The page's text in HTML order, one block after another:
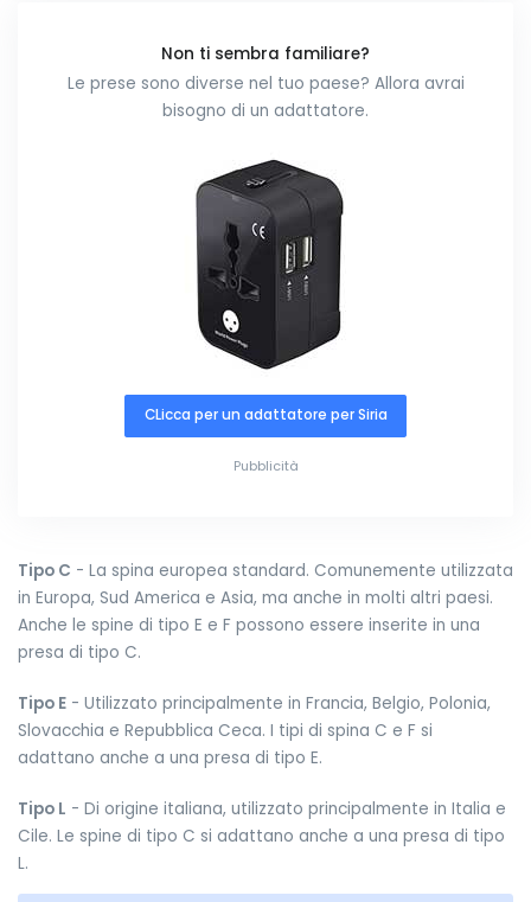
Non ti sembra familiare?
Le prese sono diverse nel tuo paese? Allora avrai
bisogno di un adattatore.
CLicca per un adattatore per Siria
Pubblicità
Tipo C - La spina europea standard. Comunemente utilizzata
in Europa, Sud America e Asia, ma anche in molti altri paesi.
Anche le spine di tipo E e F possono essere inserite in una
presa di tipo C.
Tipo E - Utilizzato principalmente in Francia, Belgio, Polonia,
Slovacchia e Repubblica Ceca. I tipi di spina C e F si
adattano anche a una presa di tipo E.
Tipo L - Di origine italiana, utilizzato principalmente in Italia e
Cile. Le spine di tipo C si adattano anche a una presa di tipo
L.